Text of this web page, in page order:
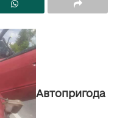
Автопригода